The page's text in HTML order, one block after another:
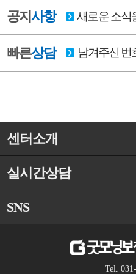
공지사항 새로운 소식
빠른상담 남겨주신 번
센터소개
실시간상담
SNS
Tel.